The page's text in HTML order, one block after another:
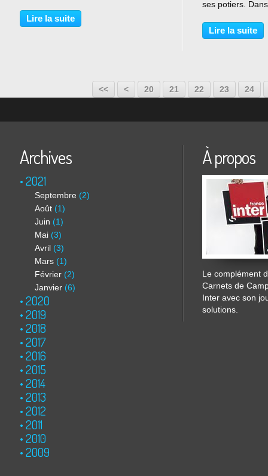
avoir lieu au même moment sur le
principe de « journées du patrimoine
Lire la suite
ses potiers.
s'effacent avec
d'habitants,de
Lire la suite
<< < 10
20 21 22 23 24
Archives
2021
Septembre (2)
Août (1)
Juin (1)
Mai (3)
Avril (3)
Mars (1)
Février (2)
Janvier (6)
2020
2019
2018
2017
2016
2015
2014
2013
2012
2011
2010
2009
À propos
Le complément
Carnets de
Inter avec son
solutions.